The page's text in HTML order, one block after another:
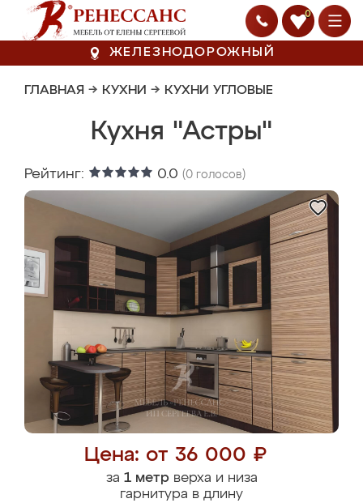
0
ЖЕЛЕЗНОДОРОЖНЫЙ
ГЛАВНАЯ → КУХНИ → КУХНИ УГЛОВЫЕ
Кухня "Астры"
Рейтинг: 0.0 (0 голосов)
Цена: от 36 000 ₽
за 1 метрверха и низа
гарнитура в длину